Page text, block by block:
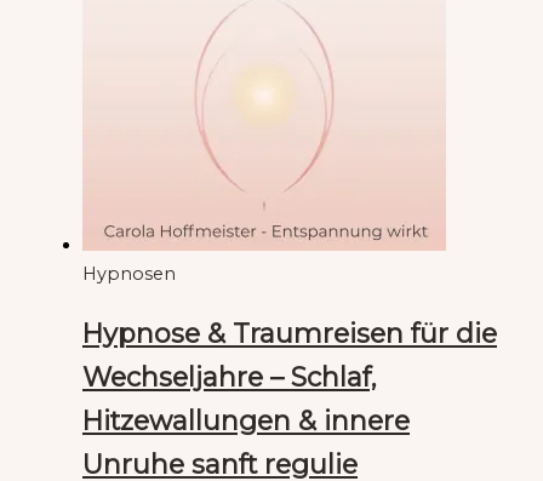
Hypnosen
Hypnose & Traumreisen für die
Wechseljahre – Schlaf,
Hitzewallungen & innere
Unruhe sanft regulie